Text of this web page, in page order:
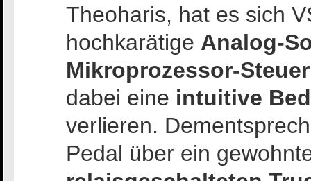
Theoharis, hat es sich
hochkarätige Analog-
Mikroprozessor-
dabei eine intuitive
verlieren.
Pedal über ein